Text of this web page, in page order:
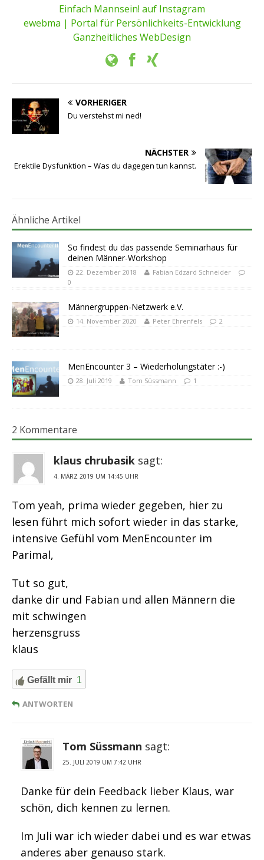
Einfach Mannsein! auf Instagram
ewebma | Portal für Persönlichkeits-Entwicklung
Ganzheitliches WebDesign
VORHERIGER
Du verstehst mi ned!
NÄCHSTER
Erektile Dysfunktion – Was du dagegen tun kannst.
Ähnliche Artikel
So findest du das passende Seminarhaus für
deinen Männer-Workshop
22. Dezember 2018
Fabian Edzard Schneider
0
Männergruppen-Netzwerk e.V.
14. November 2020 Peter Ehrenfels 2
MenEncounter 3 – Wiederholungstäter :-)
28. Juli 2019 Tom Süssmann 1
2 Kommentare
klaus chrubasik sagt:
4. MÄRZ 2019 UM 14:45 UHR
Tom yeah, prima wieder gegeben, hier zu
lesen führt mich sofort wieder in das starke,
intensive Gefühl vom MenEncounter im
Parimal,
Tut so gut,
danke dir und Fabian und allen Männern die
mit schwingen
herzensgruss
klaus
Gefällt mir 1
ANTWORTEN
Tom Süssmann sagt:
25. JULI 2019 UM 7:42 UHR
Danke für dein Feedback lieber Klaus, war
schön, dich kennen zu lernen.
Im Juli war ich wieder dabei und es war etwas
anderes aber genauso stark.